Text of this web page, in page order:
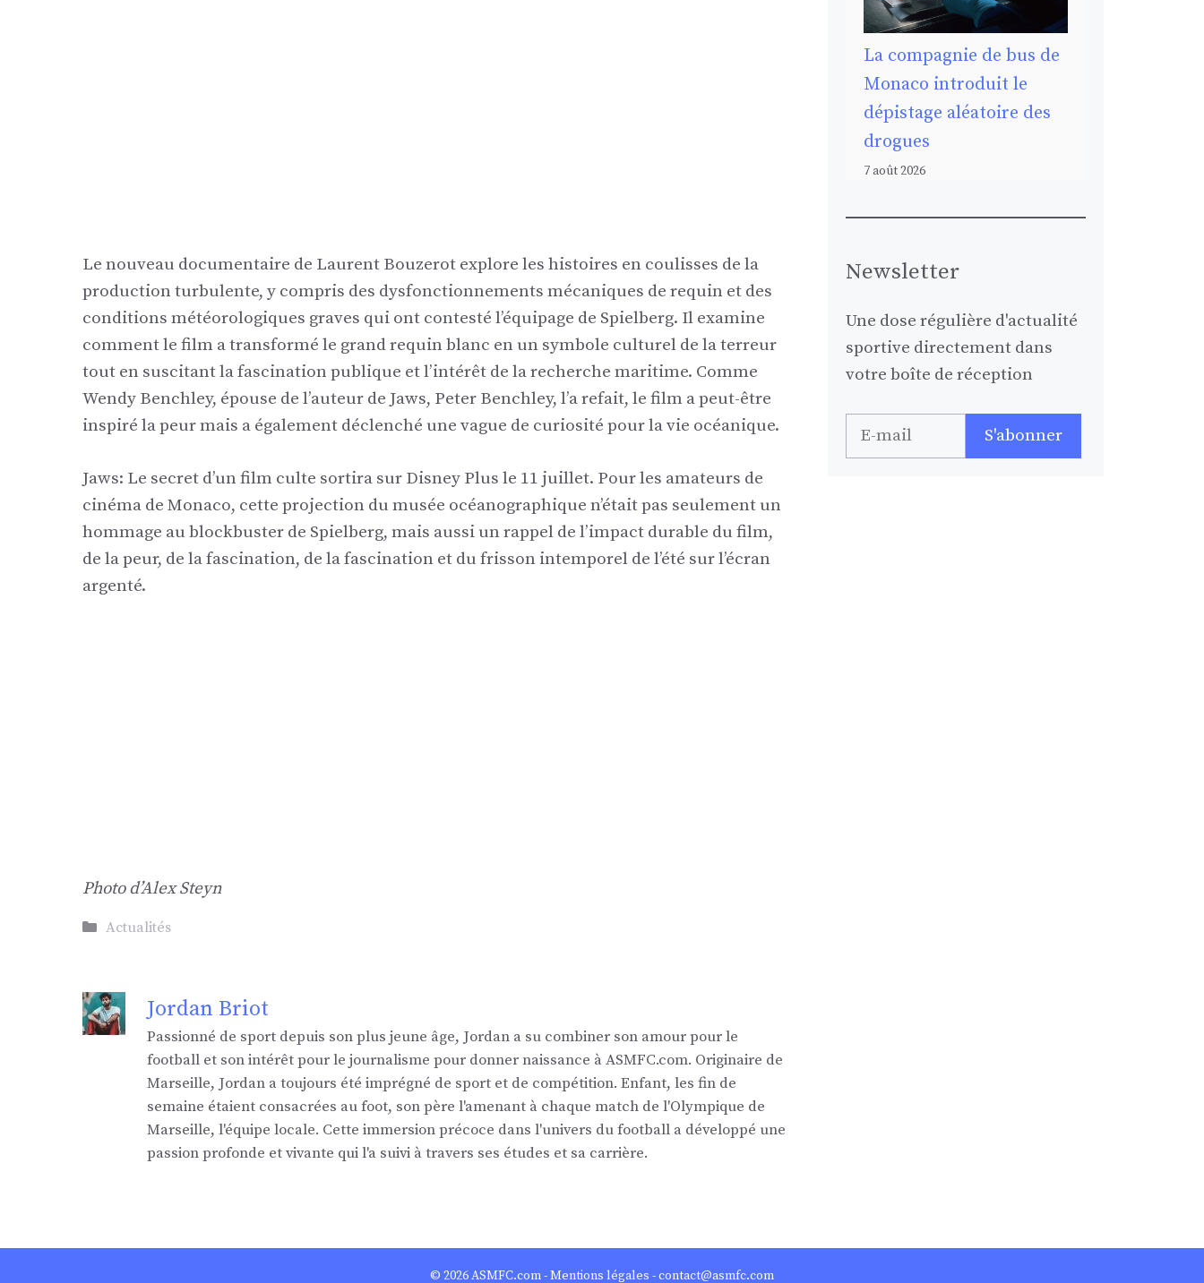
Le nouveau documentaire de Laurent Bouzerot explore les histoires en coulisses de la
production turbulente, y compris des dysfonctionnements mécaniques de requin et des
conditions météorologiques graves qui ont contesté l’équipage de Spielberg. Il examine
comment le film a transformé le grand requin blanc en un symbole culturel de la terreur
tout en suscitant la fascination publique et l’intérêt de la recherche maritime. Comme
Wendy Benchley, épouse de l’auteur de Jaws, Peter Benchley, l’a refait, le film a peut-être
inspiré la peur mais a également déclenché une vague de curiosité pour la vie océanique.
Jaws: Le secret d’un film culte sortira sur Disney Plus le 11 juillet. Pour les amateurs de
cinéma de Monaco, cette projection du musée océanographique n’était pas seulement un
hommage au blockbuster de Spielberg, mais aussi un rappel de l’impact durable du film,
de la peur, de la fascination, de la fascination et du frisson intemporel de l’été sur l’écran
argenté.
Photo d’Alex Steyn
Catégories
Actualités
Jordan Briot
Passionné de sport depuis son plus jeune âge, Jordan a su combiner son amour pour le
football et son intérêt pour le journalisme pour donner naissance à ASMFC.com. Originaire de
Marseille, Jordan a toujours été imprégné de sport et de compétition. Enfant, les fin de
semaine étaient consacrées au foot, son père l'amenant à chaque match de l'Olympique de
Marseille, l'équipe locale. Cette immersion précoce dans l'univers du football a développé une
passion profonde et vivante qui l'a suivi à travers ses études et sa carrière.
La compagnie de bus de
Monaco introduit le
dépistage aléatoire des
drogues
7 août 2026
Newsletter
Une dose régulière d'actualité
sportive directement dans
votre boîte de réception
© 2026ASMFC.com-Mentions légales - contact@asmfc.com